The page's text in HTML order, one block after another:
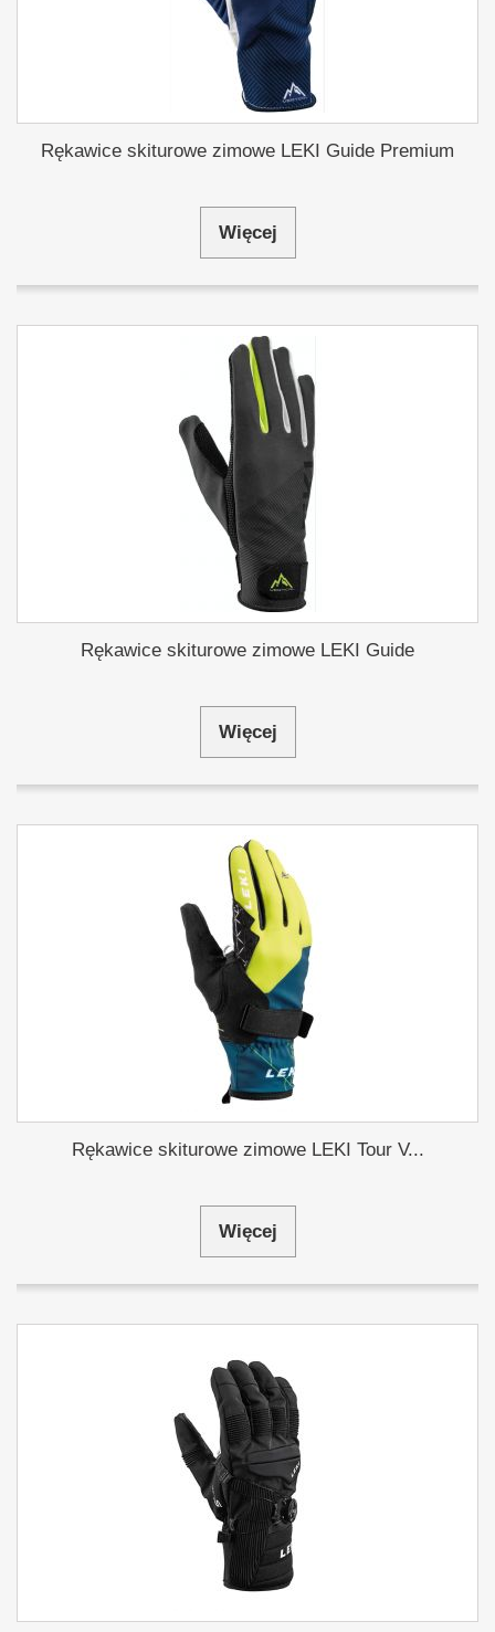
Rękawice skiturowe zimowe LEKI Guide Premium
Więcej
Rękawice skiturowe zimowe LEKI Guide
Więcej
Rękawice skiturowe zimowe LEKI Tour V...
Więcej